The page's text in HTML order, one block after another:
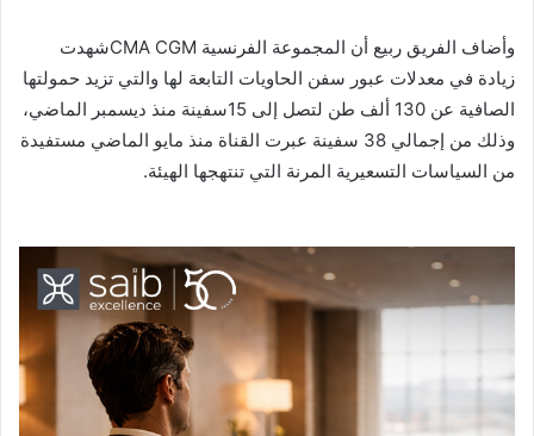
وأضاف الفريق ربيع أن المجموعة الفرنسية CMA CGMشهدت
زيادة في معدلات عبور سفن الحاويات التابعة لها والتي تزيد حمولتها
الصافية عن 130 ألف طن لتصل إلى 15سفينة منذ ديسمبر الماضي،
وذلك من إجمالي 38 سفينة عبرت القناة منذ مايو الماضي مستفيدة
من السياسات التسعيرية المرنة التي تنتهجها الهيئة.